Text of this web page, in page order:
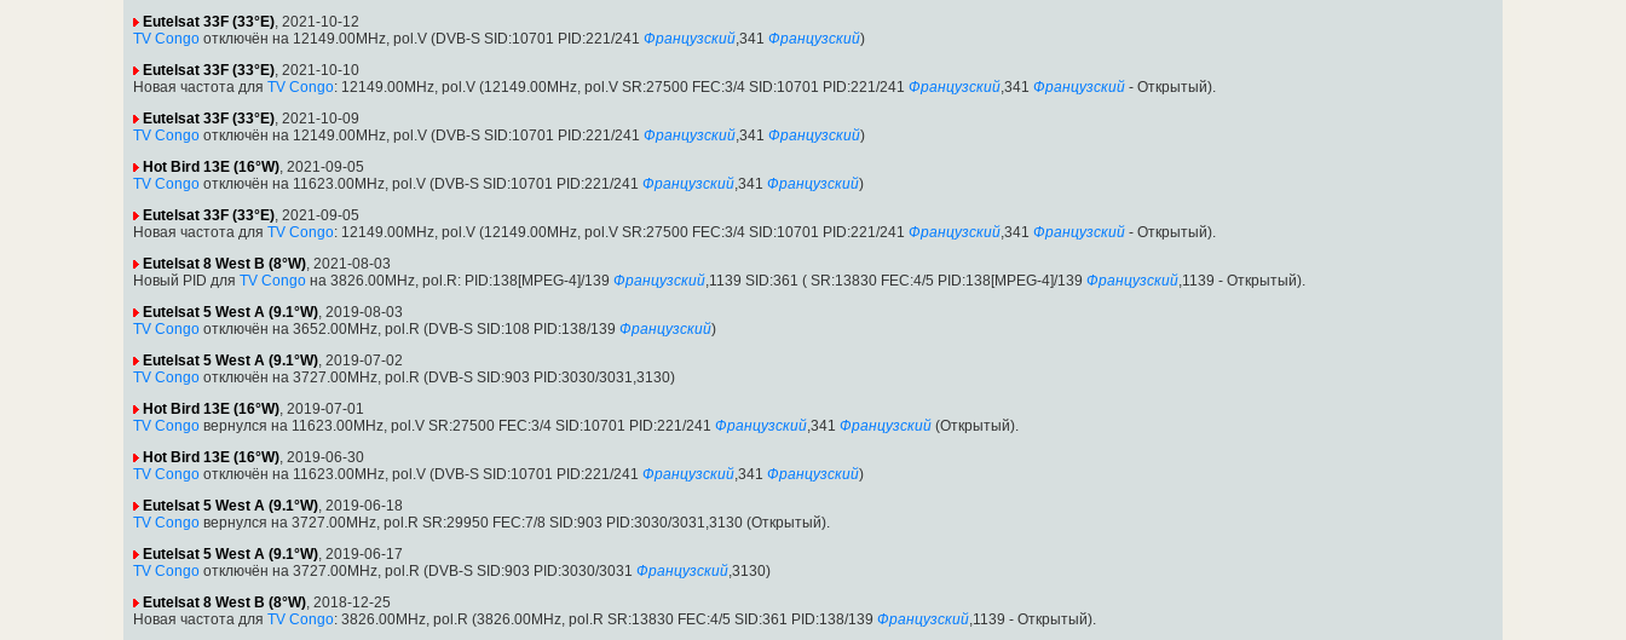
Eutelsat 33F (33°E), 2021-10-12
TV Congo отключён на 12149.00MHz, pol.V (DVB-S SID:10701 PID:221/241 Французский,341 Французский)
Eutelsat 33F (33°E), 2021-10-10
Новая частота для TV Congo: 12149.00MHz, pol.V (12149.00MHz, pol.V SR:27500 FEC:3/4 SID:10701 PID:221/241 Французский,341 Французский - Открытый).
Eutelsat 33F (33°E), 2021-10-09
TV Congo отключён на 12149.00MHz, pol.V (DVB-S SID:10701 PID:221/241 Французский,341 Французский)
Hot Bird 13E (16°W), 2021-09-05
TV Congo отключён на 11623.00MHz, pol.V (DVB-S SID:10701 PID:221/241 Французский,341 Французский)
Eutelsat 33F (33°E), 2021-09-05
Новая частота для TV Congo: 12149.00MHz, pol.V (12149.00MHz, pol.V SR:27500 FEC:3/4 SID:10701 PID:221/241 Французский,341 Французский - Открытый).
Eutelsat 8 West B (8°W), 2021-08-03
Новый PID для TV Congo на 3826.00MHz, pol.R: PID:138[MPEG-4]/139 Французский,1139 SID:361 ( SR:13830 FEC:4/5 PID:138[MPEG-4]/139 Французский,1139 - Открытый).
Eutelsat 5 West A (9.1°W), 2019-08-03
TV Congo отключён на 3652.00MHz, pol.R (DVB-S SID:108 PID:138/139 Французский)
Eutelsat 5 West A (9.1°W), 2019-07-02
TV Congo отключён на 3727.00MHz, pol.R (DVB-S SID:903 PID:3030/3031,3130)
Hot Bird 13E (16°W), 2019-07-01
TV Congo вернулся на 11623.00MHz, pol.V SR:27500 FEC:3/4 SID:10701 PID:221/241 Французский,341 Французский (Открытый).
Hot Bird 13E (16°W), 2019-06-30
TV Congo отключён на 11623.00MHz, pol.V (DVB-S SID:10701 PID:221/241 Французский,341 Французский)
Eutelsat 5 West A (9.1°W), 2019-06-18
TV Congo вернулся на 3727.00MHz, pol.R SR:29950 FEC:7/8 SID:903 PID:3030/3031,3130 (Открытый).
Eutelsat 5 West A (9.1°W), 2019-06-17
TV Congo отключён на 3727.00MHz, pol.R (DVB-S SID:903 PID:3030/3031 Французский,3130)
Eutelsat 8 West B (8°W), 2018-12-25
Новая частота для TV Congo: 3826.00MHz, pol.R (3826.00MHz, pol.R SR:13830 FEC:4/5 SID:361 PID:138/139 Французский,1139 - Открытый).